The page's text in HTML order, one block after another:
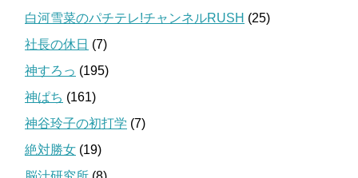
白河雪菜のパチテレ!チャンネルRUSH (25)
社長の休日 (7)
神すろっ (195)
神ぱち (161)
神谷玲子の初打学 (7)
絶対勝女 (19)